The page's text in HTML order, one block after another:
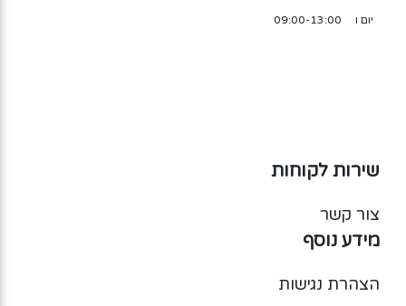
יום ו 09:00-13:00
שירות לקוחות
צור קשר
מידע נוסף
הצהרת נגישות